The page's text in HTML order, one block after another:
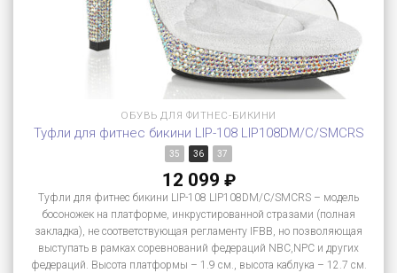
ОБУВЬ ДЛЯ ФИТНЕС-БИКИНИ
Туфли для фитнес бикини LIP-108 LIP108DM/C/SMCRS
35 36 37
12 099 ₽
Туфли для фитнес бикини LIP-108 LIP108DM/C/SMCRS – модель
босоножек на платформе, инкрустированной стразами (полная
закладка), не соответствующая регламенту IFBB, но позволяющая
выступать в рамках соревнований федераций NBC,NPC и других
федераций. Высота платформы – 1.9 см., высота каблука – 12.7 см.